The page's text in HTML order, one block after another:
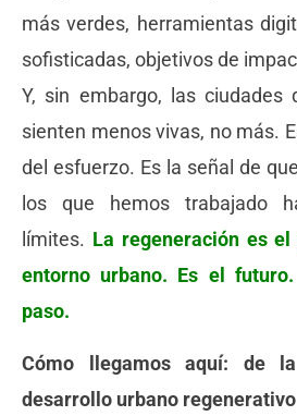
más verdes, herramientas
sofisticadas, objetivos de
Y, sin embargo, las ciudades
sienten menos vivas, no más.
del esfuerzo. Es la señal de
los que hemos trabajado
límites. La regeneración es
entorno urbano. Es el
paso.
Cómo llegamos aquí: de
desarrollo urbano regenerativo